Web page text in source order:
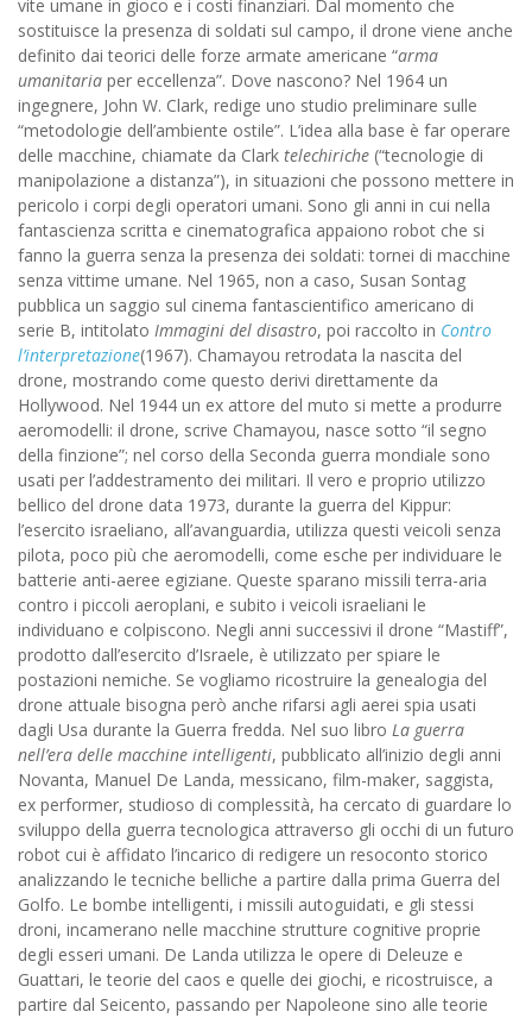
vite umane in gioco e i costi finanziari. Dal momento che
sostituisce la presenza di soldati sul campo, il drone viene anche
definito dai teorici delle forze armate americane “arma
umanitaria per eccellenza”. Dove nascono? Nel 1964 un
ingegnere, John W. Clark, redige uno studio preliminare sulle
“metodologie dell’ambiente ostile”. L’idea alla base è far operare
delle macchine, chiamate da Clark telechiriche (“tecnologie di
manipolazione a distanza”), in situazioni che possono mettere in
pericolo i corpi degli operatori umani. Sono gli anni in cui nella
fantascienza scritta e cinematografica appaiono robot che si
fanno la guerra senza la presenza dei soldati: tornei di macchine
senza vittime umane. Nel 1965, non a caso, Susan Sontag
pubblica un saggio sul cinema fantascientifico americano di
serie B, intitolato Immagini del disastro, poi raccolto in Contro
l’interpretazione(1967). Chamayou retrodata la nascita del
drone, mostrando come questo derivi direttamente da
Hollywood. Nel 1944 un ex attore del muto si mette a produrre
aeromodelli: il drone, scrive Chamayou, nasce sotto “il segno
della finzione”; nel corso della Seconda guerra mondiale sono
usati per l’addestramento dei militari. Il vero e proprio utilizzo
bellico del drone data 1973, durante la guerra del Kippur:
l’esercito israeliano, all’avanguardia, utilizza questi veicoli senza
pilota, poco più che aeromodelli, come esche per individuare le
batterie anti-aeree egiziane. Queste sparano missili terra-aria
contro i piccoli aeroplani, e subito i veicoli israeliani le
individuano e colpiscono. Negli anni successivi il drone “Mastiff”,
prodotto dall’esercito d’Israele, è utilizzato per spiare le
postazioni nemiche. Se vogliamo ricostruire la genealogia del
drone attuale bisogna però anche rifarsi agli aerei spia usati
dagli Usa durante la Guerra fredda. Nel suo libro La guerra
nell’era delle macchine intelligenti, pubblicato all’inizio degli anni
Novanta, Manuel De Landa, messicano, film-maker, saggista,
ex performer, studioso di complessità, ha cercato di guardare lo
sviluppo della guerra tecnologica attraverso gli occhi di un futuro
robot cui è affidato l’incarico di redigere un resoconto storico
analizzando le tecniche belliche a partire dalla prima Guerra del
Golfo. Le bombe intelligenti, i missili autoguidati, e gli stessi
droni, incamerano nelle macchine strutture cognitive proprie
degli esseri umani. De Landa utilizza le opere di Deleuze e
Guattari, le teorie del caos e quelle dei giochi, e ricostruisce, a
partire dal Seicento, passando per Napoleone sino alle teorie